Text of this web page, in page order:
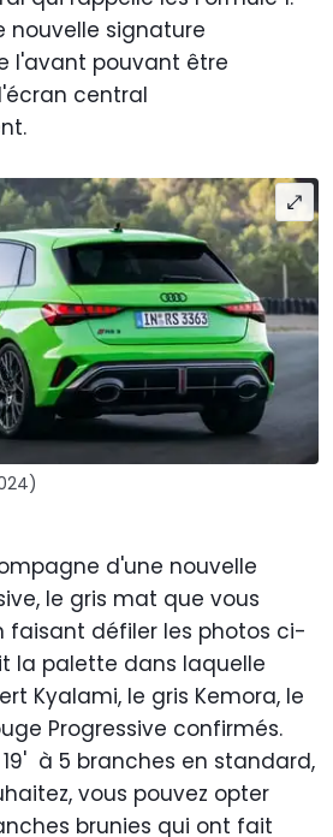
nouvelle signature
l'avant pouvant être
central
d'une nouvelle
le gris mat que vous
faisant défiler les photos ci-
la palette dans laquelle
Kyalami, le gris Kemora, le
Progressive confirmés.
à 5 branches en standard,
vous pouvez opter
brunies qui ont fait